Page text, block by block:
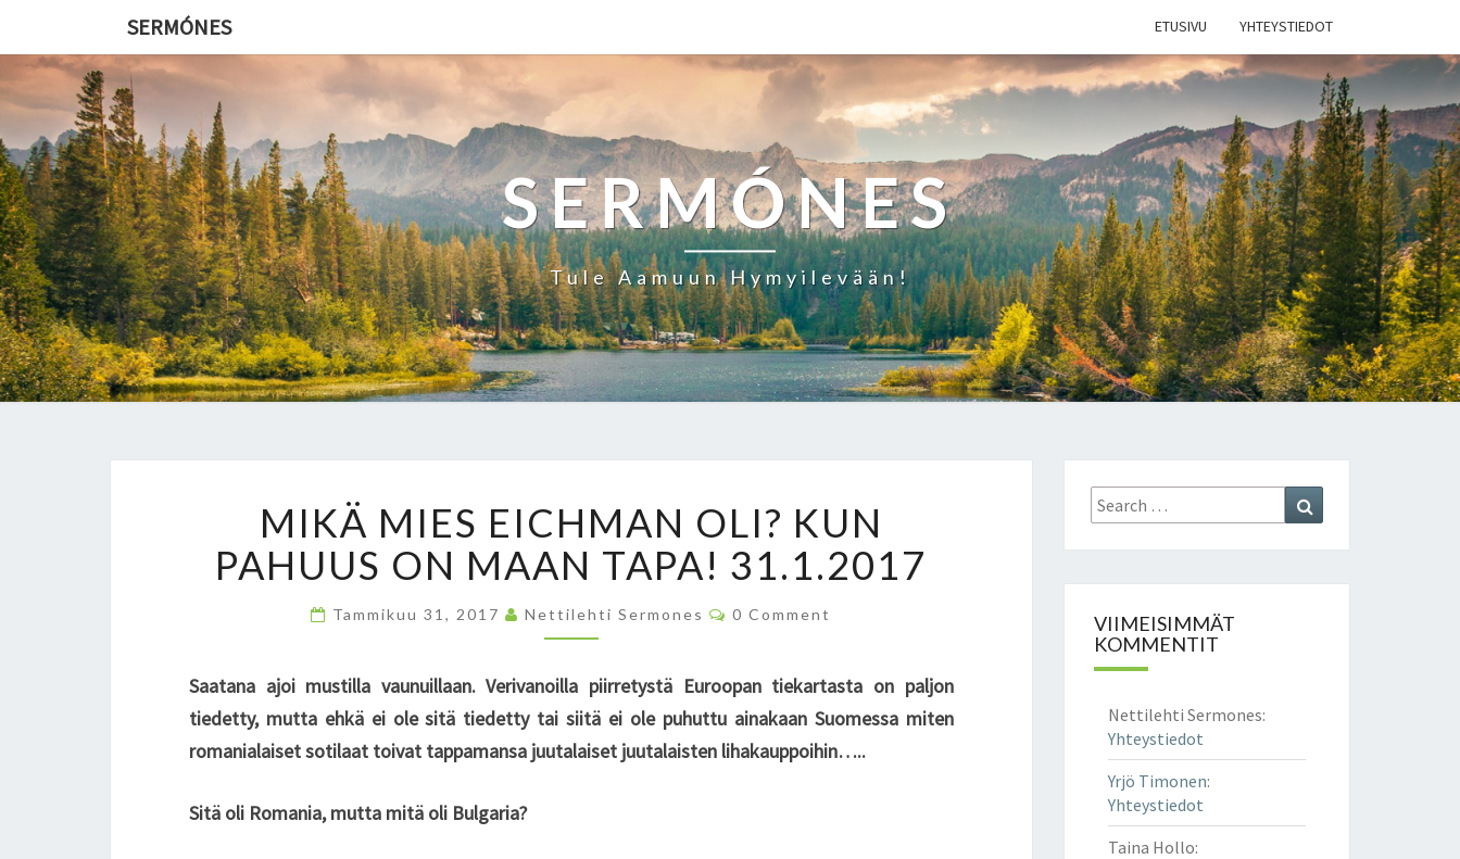
SERMÓNES ETUSIVU YHTEYSTIEDOT
SERMÓNES
Tule Aamuun Hymyilevään!
I
K
Ä
S
E
I
C
MIKÄ MIES EICHMAN OLI? KUN
PAHUUS ON MAAN TAPA! 31.1.2017
Tammikuu 31, 2017 Nettilehti Sermones
C
O
N
S
0 Comment
Saatana ajoi mustilla vaunuillaan. Verivanoilla piirretystä Euroopan tiekartasta on paljon
tiedetty, mutta ehkä ei ole sitä tiedetty tai siitä ei ole puhuttu ainakaan Suomessa miten
romanialaiset sotilaat toivat tappamansa juutalaiset juutalaisten lihakauppoihin…..
Sitä oli Romania, mutta mitä oli Bulgaria?
Search
for:
VIIMEISIMMÄT
KOMMENTIT
Nettilehti Sermones:
Yhteystiedot
Yrjö Timonen:
Yhteystiedot
Taina Hollo: